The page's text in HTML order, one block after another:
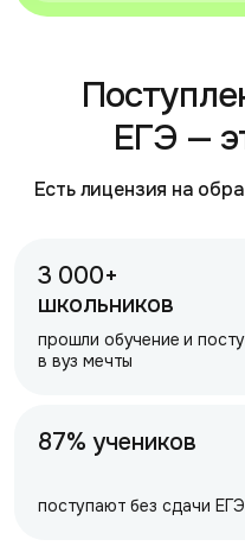
ЕГЭ —
Есть лицензия на
3 000+
школьников
прошли обучение и
в вуз мечты
87% учеников
поступают без сдачи ЕГЭ